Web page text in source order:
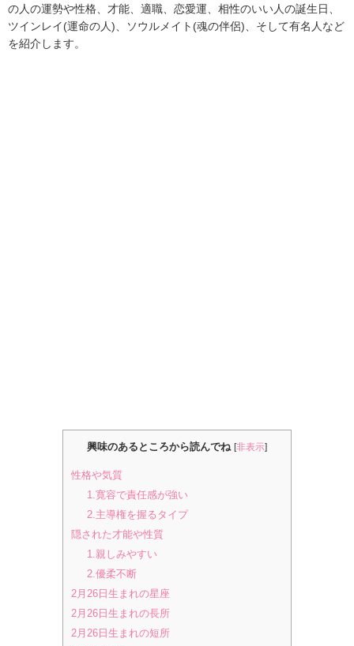
の人の運勢や性格、才能、適職、恋愛運、相性のいい人の誕生日、
ツインレイ(運命の人)、ソウルメイト(魂の伴侶)、そして有名人など
を紹介します。
興味のあるところから読んでね [非表示]
性格や気質
1.寛容で責任感が強い
2.主導権を握るタイプ
隠された才能や性質
1.親しみやすい
2.優柔不断
2月26日生まれの星座
2月26日生まれの長所
2月26日生まれの短所